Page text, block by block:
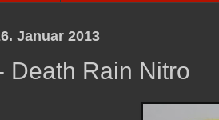
Januar 2013
Death Rain Nitro